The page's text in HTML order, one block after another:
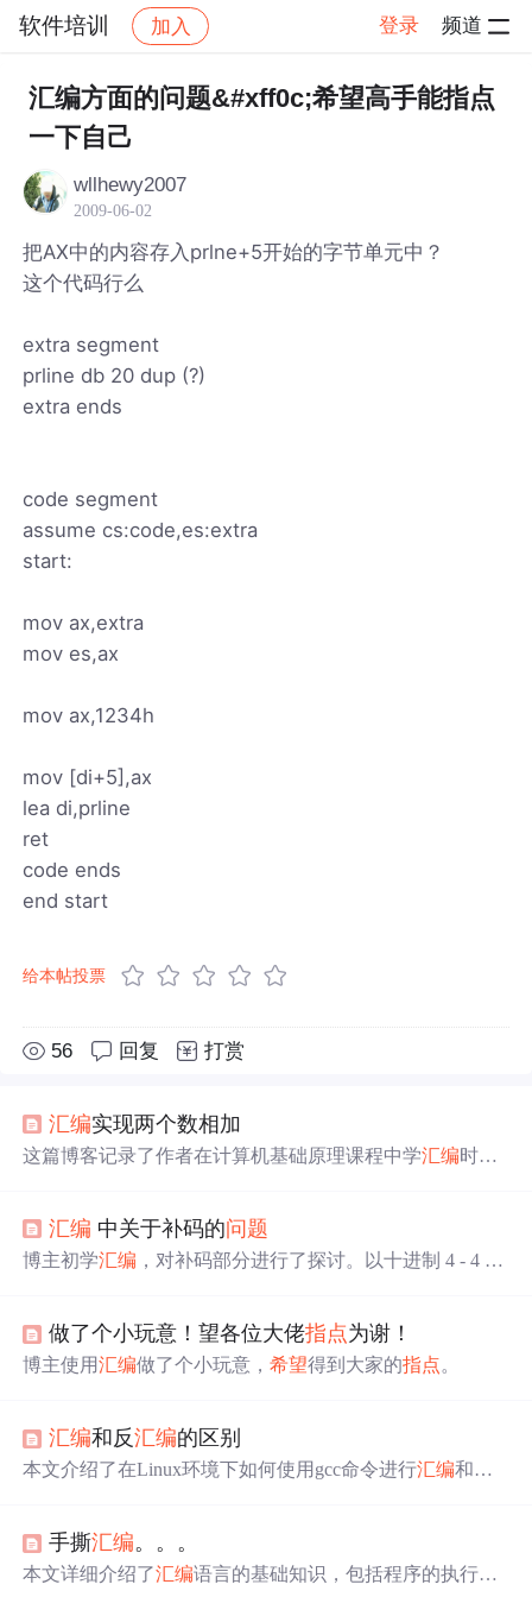
软件培训 加入 登录 频道
社区 软件培训 帖子详情
汇编方面的问题&#xff0c;希望高手能指点
一下自己
wllhewy2007
2009-06-02
把AX中的内容存入prlne+5开始的字节单元中？
这个代码行么
extra segment
prline db 20 dup (?)
extra ends
code segment
assume cs:code,es:extra
start:
mov ax,extra
mov es,ax
mov ax,1234h
mov [di+5],ax
lea di,prline
ret
code ends
end start
给本帖投票
56 回复 打赏
汇编实现两个数相加
这篇博客记录了作者在计算机基础原理课程中学汇编时的
并表示该程序仅能处理一位数的相加，对于两位数以上的
情况尚未研究。文章还表达了希望对其他学习者有所帮助
汇编 中关于补码的问题
博主初学汇编 ，对补码部分进行了探讨。以十进制 4 - 4 为
补码计算，还希望达人给予指点。
做了个小玩意！望各位大佬指点为谢！
博主使用汇编做了个小玩意，希望得到大家的指点。
汇编和反汇编的区别
本文介绍了在Linux环境下如何使用gcc命令进行汇编和反
手撕汇编。。。
本文详细介绍了汇编语言的基础知识，包括程序的执行过